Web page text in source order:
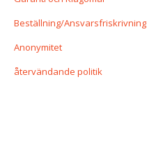
Beställning/Ansvarsfriskrivning
Anonymitet
återvändande politik